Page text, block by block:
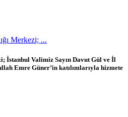
Merkezi; ...
İstanbul Valimiz Sayın Davut Gül ve İl
Emre Güner’in katılımlarıyla hizmete